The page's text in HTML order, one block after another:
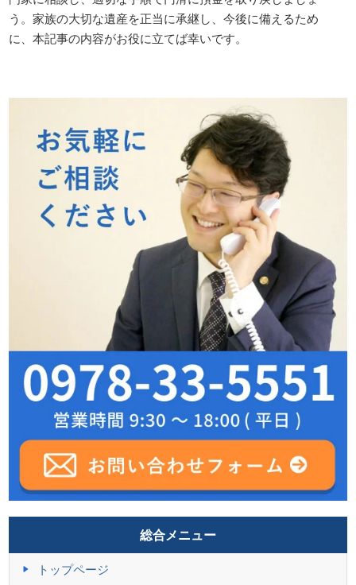
う。家族の大切な遺産を正当に承継し、今後に備えるため
に、本記事の内容がお役に立てば幸いです。
総合メニュー
トップページ